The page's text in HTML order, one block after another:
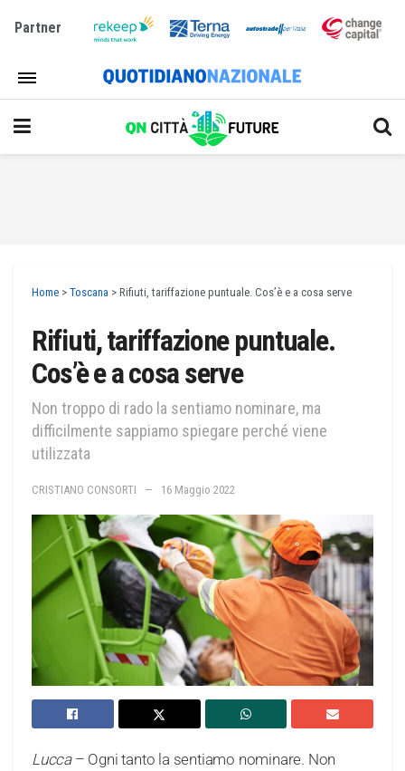
Partner
Home > Toscana > Rifiuti, tariffazione puntuale. Cos’è e a cosa serve
Rifiuti, tariffazione puntuale.
Cos’è e a cosa serve
Non troppo di rado la sentiamo nominare, ma
difficilmente sappiamo spiegare perché viene
utilizzata
CRISTIANO CONSORTI 16 Maggio 2022
Lucca– Ogni tanto la sentiamo nominare. Non